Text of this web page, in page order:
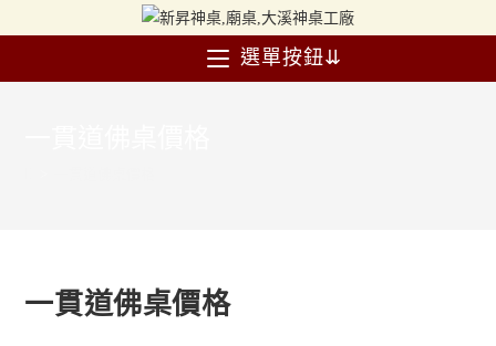
選單按鈕⇊
一貫道佛桌價格